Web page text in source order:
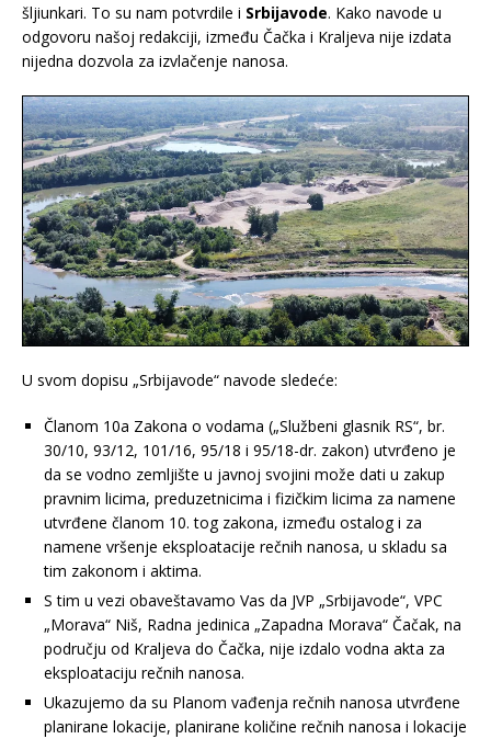
šljiunkari. To su nam potvrdile i Srbijavode. Kako navode u
odgovoru našoj redakciji, između Čačka i Kraljeva nije izdata
nijedna dozvola za izvlačenje nanosa.
U svom dopisu „Srbijavode“ navode sledeće:
Članom 10a Zakona o vodama („Službeni glasnik RS“, br.
30/10, 93/12, 101/16, 95/18 i 95/18-dr. zakon) utvrđeno je
da se vodno zemljište u javnoj svojini može dati u zakup
pravnim licima, preduzetnicima i fizičkim licima za namene
utvrđene članom 10. tog zakona, između ostalog i za
namene vršenje eksploatacije rečnih nanosa, u skladu sa
tim zakonom i aktima.
S tim u vezi obaveštavamo Vas da JVP „Srbijavode“, VPC
„Morava“ Niš, Radna jedinica „Zapadna Morava“ Čačak, na
području od Kraljeva do Čačka, nije izdalo vodna akta za
eksploataciju rečnih nanosa.
Ukazujemo da su Planom vađenja rečnih nanosa utvrđene
planirane lokacije, planirane količine rečnih nanosa i lokacije